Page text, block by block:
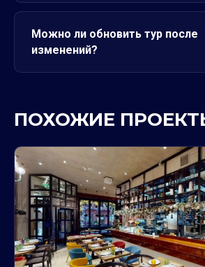
Можно ли обновить тур после
изменений?
ПОХОЖИЕ